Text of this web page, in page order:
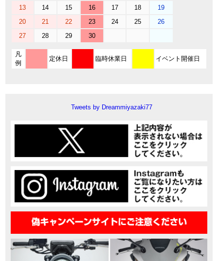
13
14 15 16 17 18
19
20
21 22 23 24 25
26
27
28 29 30
凡
例
定休日 臨時休業日 イベント開催日
Tweets by Dreammiyazaki77